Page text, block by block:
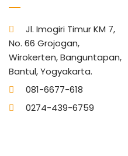
Jl. Imogiri Timur KM 7,
No. 66 Grojogan,
Wirokerten, Banguntapan,
Bantul, Yogyakarta.
081-6677-618
0274-439-6759